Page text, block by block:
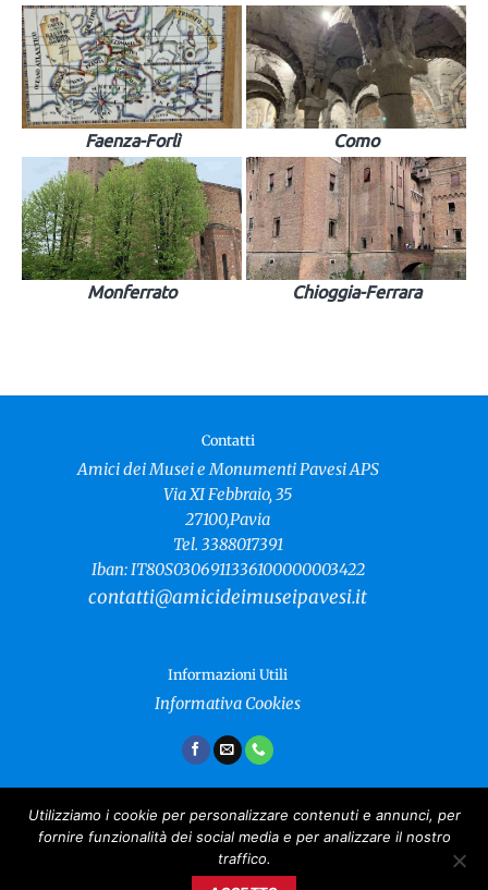
Faenza-Forlì Como
Monferrato Chioggia-Ferrara
Contatti
Amici dei Musei e Monumenti Pavesi APS
Via XI Febbraio, 35
27100,Pavia
Tel. 3388017391
Iban: IT80S0306911336100000003422
contatti@amicideimuseipavesi.it
Informazioni Utili
Informativa Cookies
Amici dei Musei e Monumenti Pavesi
Copyright 2024 ©
Utilizziamo i cookie per personalizzare contenuti e annunci, per
fornire funzionalità dei social media e per analizzare il nostro
traffico.